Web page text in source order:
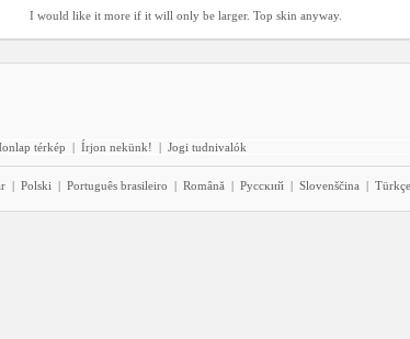
I would like it more if it will only be larger. Top skin anyway.
térkép | Írjon nekünk! | Jogi tudnivalók
| Polski | Português brasileiro | Română | Pyccĸий | Slovenščina | Türkçe